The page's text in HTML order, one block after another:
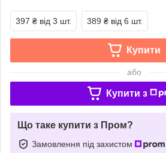
397 ₴ від 3 шт. 389 ₴ від 6 шт.
Купити
або
Купити з
Що таке купити з Пром?
Замовлення під захистом